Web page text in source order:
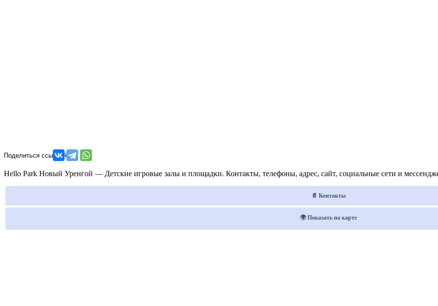
Hello Park Новый Уренгой — Детские игровые залы и площадки. Контакты, телефоны, адрес, сайт, социальные сети и
📄 Контакты
🌍 Показать на карте